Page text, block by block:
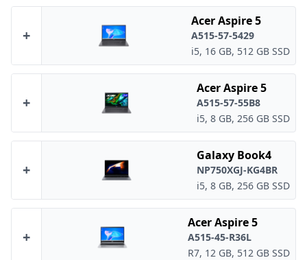
+
Acer Aspire 5
A515-57-5429
i5, 16 GB, 512 GB SSD
+
Acer Aspire 5
A515-57-55B8
i5, 8 GB, 256 GB SSD
+
Galaxy Book4
NP750XGJ-KG4BR
i5, 8 GB, 256 GB SSD
+
Acer Aspire 5
A515-45-R36L
R7, 12 GB, 512 GB SSD